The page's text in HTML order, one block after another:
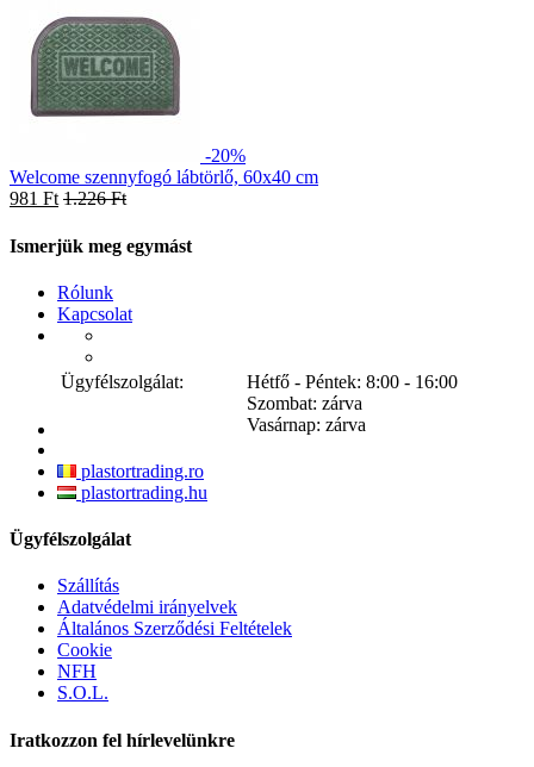
-20%
Welcome szennyfogó lábtörlő, 60x40 cm
981 Ft 1.226 Ft
Ismerjük meg egymást
Rólunk
Kapcsolat
Ügyfélszolgálat:
Hétfő - Péntek: 8:00 - 16:00
Szombat: zárva
Vasárnap: zárva
plastortrading.ro
plastortrading.hu
Ügyfélszolgálat
Szállítás
Adatvédelmi irányelvek
Általános Szerződési Feltételek
Cookie
NFH
S.O.L.
Iratkozzon fel hírlevelünkre